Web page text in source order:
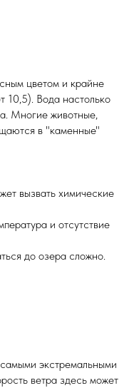
цветом и крайне
10,5). Вода настолько
Многие животные,
в "каменные"
вызвать химические
и отсутствие
до озера сложно.
экстремальными
ветра здесь может